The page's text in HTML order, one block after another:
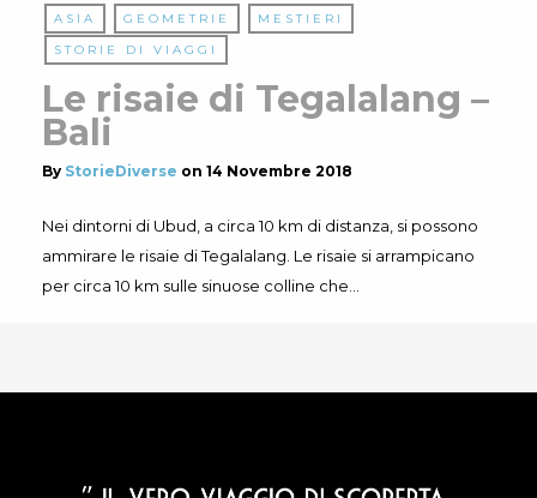
ASIA GEOMETRIE
MESTIERI
STORIE DI VIAGGI
Le risaie di Tegalalang –
Bali
By StorieDiverse on 14 Novembre 2018
Nei dintorni di Ubud, a circa 10 km di distanza, si possono
ammirare le risaie di Tegalalang. Le risaie si arrampicano
per circa 10 km sulle sinuose colline che…